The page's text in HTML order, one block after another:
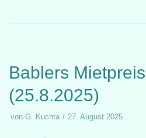
Bablers
(25.8.2025)
von G. Kuchta 27. August 2025